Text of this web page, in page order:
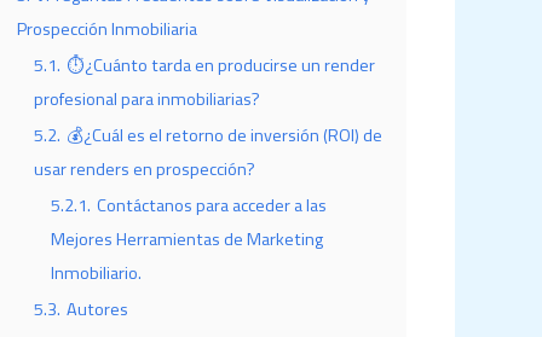
Prospección Inmobiliaria
5.1. ⏱️¿Cuánto tarda en producirse un render
profesional para inmobiliarias?
5.2. 💰¿Cuál es el retorno de inversión (ROI) de
usar renders en prospección?
5.2.1. Contáctanos para acceder a las
Mejores Herramientas de Marketing
Inmobiliario.
5.3. Autores